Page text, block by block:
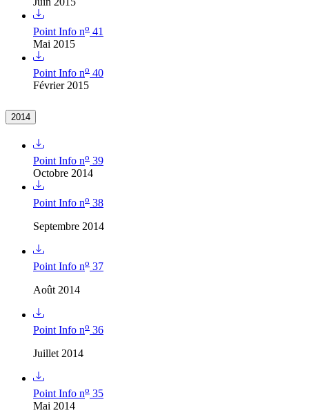
Point Info no 41
Mai 2015
Point Info no 40
Février 2015
2014
Point Info no 39
Octobre 2014
Point Info no 38
Septembre 2014
Point Info no 37
Août 2014
Point Info no 36
Juillet 2014
Point Info no 35
Mai 2014